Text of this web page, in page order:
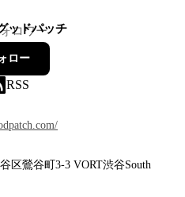
ッドパッチ
ロワー
ロー
RSS
区鶯谷町3-3 VORT渋谷South